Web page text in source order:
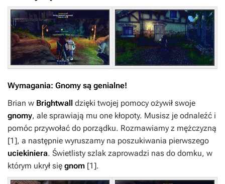
Wymagania: Gnomy są genialne!
Brian w Brightwall dzięki twojej pomocy ożywił swoje
gnomy, ale sprawiają mu one kłopoty. Musisz je odnaleźć i
pomóc przywołać do porządku. Rozmawiamy z mężczyzną
[1], a następnie wyruszamy na poszukiwania pierwszego
uciekiniera. Świetlisty szlak zaprowadzi nas do domku, w
którym ukrył się gnom [1].